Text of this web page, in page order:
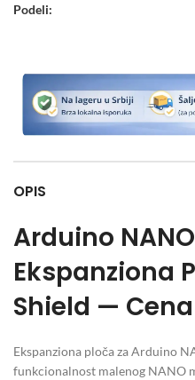
Podeli:
OPIS
Arduino
Ekspanziona
Shield —
Ekspanziona ploča za Arduino
funkcionalnost malenog NANO